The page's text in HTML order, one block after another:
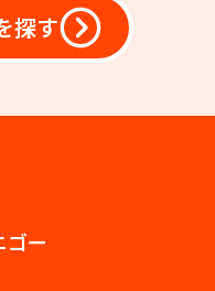
探す
ゴー